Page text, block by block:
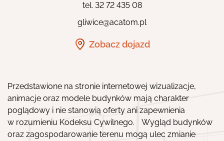
tel. 32 72 435 08
gliwice@acatom.pl
Zobacz dojazd
Przedstawione na stronie internetowej wizualizacje,
animacje oraz modele budynków mają charakter
poglądowy i nie stanowią oferty ani zapewnienia
w rozumieniu Kodeksu Cywilnego. Wygląd budynków
oraz zagospodarowanie terenu mogą ulec zmianie